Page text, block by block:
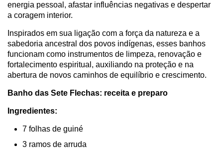
energia pessoal, afastar influências negativas e despertar
a coragem interior.
Inspirados em sua ligação com a força da natureza e a
sabedoria ancestral dos povos indígenas, esses banhos
funcionam como instrumentos de limpeza, renovação e
fortalecimento espiritual, auxiliando na proteção e na
abertura de novos caminhos de equilíbrio e crescimento.
Banho das Sete Flechas: receita e preparo
Ingredientes:
7 folhas de guiné
3 ramos de arruda